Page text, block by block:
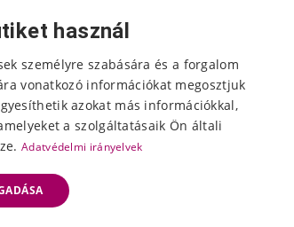
(UV fény)
Mi Note 10
használ
személyre szabására és a forgalom
vonatkozó információkat megosztjuk
azokat más információkkal,
a szolgáltatásaik Ön általi
Adatvédelmi irányelvek